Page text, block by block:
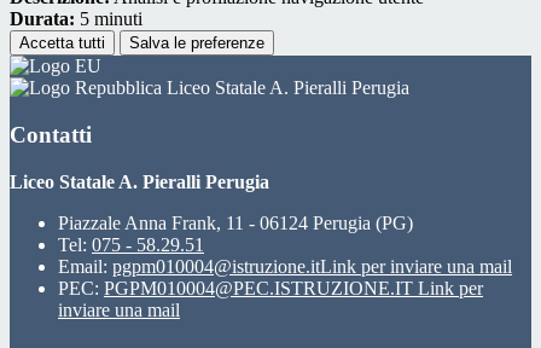
Durata: 5 minuti
Accetta tutti Salva le preferenze
Liceo Statale A. Pieralli Perugia
Contatti
Liceo Statale A. Pieralli Perugia
Piazzale Anna Frank, 11 - 06124 Perugia (PG)
Tel: 075 - 58.29.51
Email: pgpm010004@istruzione.itLink per inviare una mail
PEC: PGPM010004@PEC.ISTRUZIONE.IT Link per
inviare una mail